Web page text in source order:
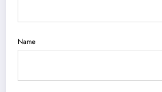
Name